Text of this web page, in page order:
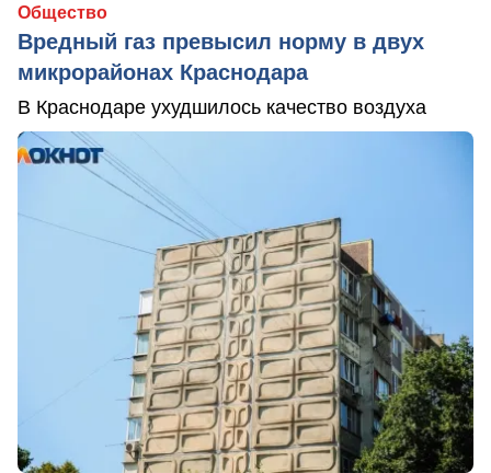
Общество
Вредный газ превысил норму в двух
микрорайонах Краснодара
В Краснодаре ухудшилось качество воздуха